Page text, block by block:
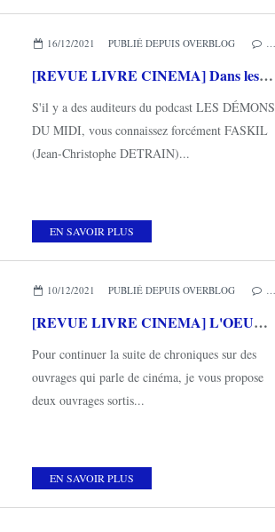
THIRD EDITIONS
16/12/2021 PUBLIÉ DEPUIS OVERBLOG
[REVUE LIVRE CINEMA] Dans les coulisses du MARVEL CINEMATIC UNIVERSE Volumes 1 et 2 de FASKIL chez THIRD EDITIONS
S'il y a des auditeurs du podcast LES DÉMONS
DU MIDI, vous connaissez forcément FASKIL
(Jean-Christophe DETRAIN)...
EN SAVOIR PLUS
THIRD EDITIONS
10/12/2021 PUBLIÉ DEPUIS OVERBLOG
[REVUE LIVRE CINEMA] L'OEUVRE DES WACHOWSKI par le Ciné-Club de M. Bobine chez THIRD EDITIONS
Pour continuer la suite de chroniques sur des
ouvrages qui parle de cinéma, je vous propose
deux ouvrages sortis...
EN SAVOIR PLUS